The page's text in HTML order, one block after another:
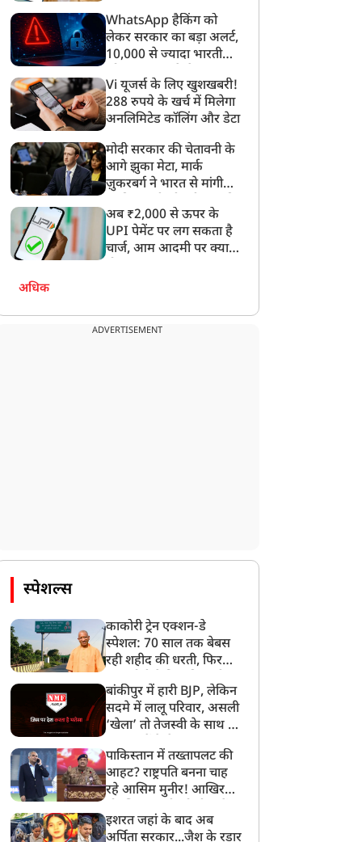
'कृष्णवंशी नहीं, कंसवंशी हैं
आप...', अखिलेश पर ओपी
राजभर का अब तक का सबसे
हमला, गाजीपुर और
अमेठी कांड पर मांगा जवाब
‘छात्रों की हर मांग होगी पूरी’,
छात्र आंदोलन पर विधानसभा
में हंगामा, हेमंत सोरेन का बड़ा
ऐलान लेकिन रख दी ये शर्त
WhatsApp हैकिंग को
लेकर सरकार का बड़ा अलर्ट,
10,000 से ज्यादा भारतीयों
गया
Vi यूजर्स के लिए खुशखबरी!
288 रुपये के खर्च में मिलेगा
अनलिमिटेड कॉलिंग और डेटा
मोदी सरकार की चेतावनी के
आगे झुका मेटा, मार्क
ज़ुकरबर्ग ने भारत से मांगी
अब ₹2,000 से ऊपर के
UPI पेमेंट पर लग सकता है
चार्ज, आम आदमी पर क्या
अधिक
ADVERTISEMENT
स्पेशल्स
काकोरी ट्रेन एक्शन-डे
स्पेशल: 70 साल तक बेबस
रही शहीद की धरती, फिर
पीढ़ियों का दर्द
बांकीपुर में हारी BJP, लेकिन
सदमे में लालू परिवार, असली
‘खेला’ तो तेजस्वी के साथ हो
पाकिस्तान में तख्तापलट की
आहट? राष्ट्रपति बनना चाह
रहे आसिम मुनीर! आखिर
बनाया मोहरा?
इशरत जहां के बाद अब
अर्पिता सरकार...जैश के रडार